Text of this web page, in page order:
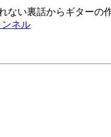
ない裏話からギター
ンネル